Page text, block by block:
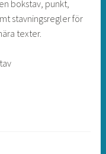
bokstav, punkt,
stavningsregler för
texter.